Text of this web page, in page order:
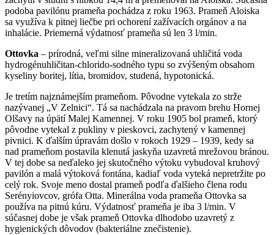
podoba pavilónu prameňa pochádza z roku 1963. Prameň Aloiska
sa využíva k pitnej liečbe pri ochorení zažívacích orgánov a na
inhalácie. Priemerná výdatnosť prameňa sú len 3 l/min.
Ottovka – prírodná, veľmi silne mineralizovaná uhličitá voda
hydrogénuhličitan-chlorido-sodného typu so zvýšeným obsahom
kyseliny boritej, lítia, bromidov, studená, hypotonická.
Je tretím najznámejším prameňom. Pôvodne vytekala zo strže
nazývanej „V Zelnici“. Tá sa nachádzala na pravom brehu Hornej
Olšavy na úpätí Malej Kamennej. V roku 1905 bol prameň, ktorý
pôvodne vytekal z pukliny v pieskovci, zachytený v kamennej
pivnici. K ďalším úpravám došlo v rokoch 1929 – 1939, kedy sa
nad prameňom postavila klenutá jaskyňa uzavretá mrežovou bránou.
V tej dobe sa neďaleko jej skutočného výtoku vybudoval kruhový
pavilón a malá výtoková fontána, kadiaľ voda vyteká nepretržite po
celý rok. Svoje meno dostal prameň podľa ďalšieho člena rodu
Serényiovcov, grófa Otta. Minerálna voda prameňa Ottovka sa
používa na pitnú kúru. Výdatnosť prameňa je iba 3 l/min. V
súčasnej dobe je však prameň Ottovka dlhodobo uzavretý z
hygienických dôvodov (bakteriálne znečistenie).